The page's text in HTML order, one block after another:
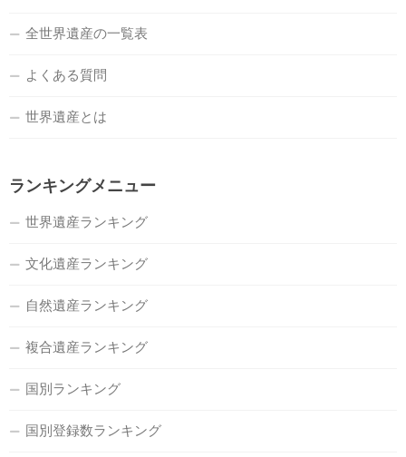
全世界遺産の一覧表
よくある質問
世界遺産とは
ランキングメニュー
世界遺産ランキング
文化遺産ランキング
自然遺産ランキング
複合遺産ランキング
国別ランキング
国別登録数ランキング